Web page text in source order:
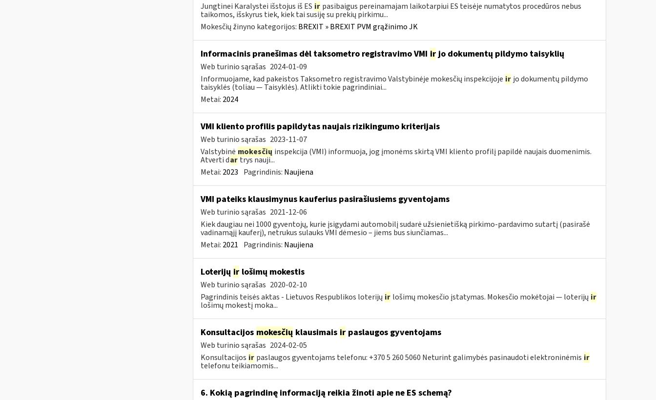
Jungtinei Karalystei išstojus iš ES ir pasibaigus pereinamajam laikotarpiui ES teisėje numatytos procedūros nebus
taikomos, išskyrus tiek, kiek tai susiję su prekių pirkimu...
Mokesčių žinyno kategorijos: BREXIT » BREXIT PVM grąžinimo JK
Informacinis pranešimas dėl taksometro registravimo VMI irjo dokumentų pildymo taisyklių
Web turinio sąrašas 2024-01-09
Informuojame, kad pakeistos Taksometro registravimo Valstybinėje mokesčių inspekcijoje ir jo dokumentų pildymo
taisyklės (toliau — Taisyklės). Atlikti tokie pagrindiniai...
Metai: 2024
VMI kliento profilis papildytas naujais rizikingumo kriterijais
Web turinio sąrašas 2023-11-07
Valstybinė mokesčių inspekcija (VMI) informuoja, jog įmonėms skirtą VMI kliento profilį papildė naujais duomenimis.
Atverti dartrys nauji...
Metai: 2023 Pagrindinis: Naujiena
VMI pateiks klausimynus kauferius pasirašiusiems gyventojams
Web turinio sąrašas 2021-12-06
Kiek daugiau nei 1000 gyventojų, kurie įsigydami automobilį sudarė užsienietišką pirkimo-pardavimo sutartį (pasirašė
vadinamąjį kauferį), netrukus sulauks VMI dėmesio – jiems bus siunčiamas...
Metai: 2021 Pagrindinis: Naujiena
Loterijų irlošimų mokestis
Web turinio sąrašas 2020-02-10
Pagrindinis teisės aktas - Lietuvos Respublikos loterijų ir lošimų mokesčio įstatymas. Mokesčio mokėtojai — loterijų ir
lošimų mokestį moka...
Konsultacijos mokesčių klausimais irpaslaugos gyventojams
Web turinio sąrašas 2024-02-05
Konsultacijos ir paslaugos gyventojams telefonu: +370 5 260 5060 Neturint galimybės pasinaudoti elektroninėmis ir
telefonu teikiamomis...
6. Kokią pagrindinę informaciją reikia žinoti apie ne ES schemą?